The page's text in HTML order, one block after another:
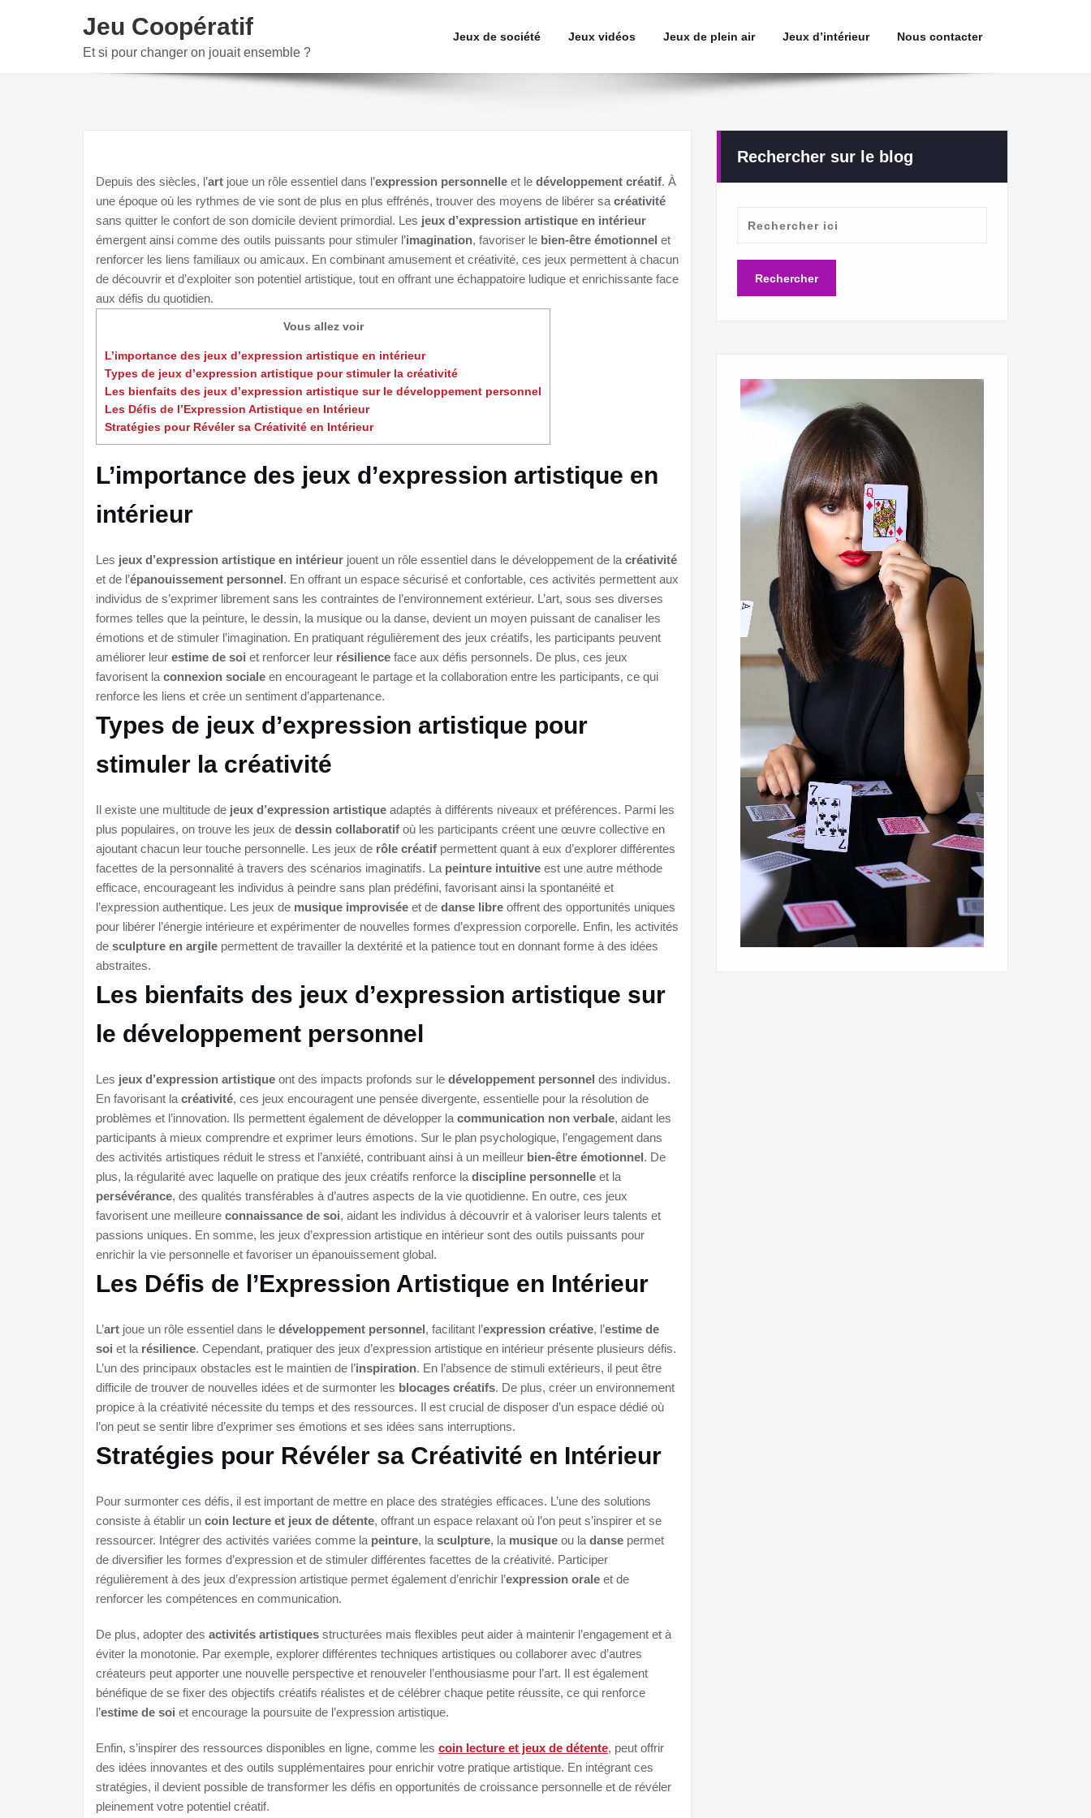
Jeu Coopératif
Et si pour changer on jouait ensemble ?
Jeux de société Jeux vidéos Jeux de plein air Jeux d’intérieur Nous contacter
Depuis des siècles, l’art joue un rôle essentiel dans l’expression personnelle et le développement créatif. À
une époque où les rythmes de vie sont de plus en plus effrénés, trouver des moyens de libérer sa créativité
sans quitter le confort de son domicile devient primordial. Les jeux d’expression artistique en intérieur
émergent ainsi comme des outils puissants pour stimuler l’imagination, favoriser le bien-être émotionnel et
renforcer les liens familiaux ou amicaux. En combinant amusement et créativité, ces jeux permettent à chacun
de découvrir et d’exploiter son potentiel artistique, tout en offrant une échappatoire ludique et enrichissante face
aux défis du quotidien.
Vous allez voir
L’importance des jeux d’expression artistique en intérieur
Types de jeux d’expression artistique pour stimuler la créativité
Les bienfaits des jeux d’expression artistique sur le développement personnel
Les Défis de l’Expression Artistique en Intérieur
Stratégies pour Révéler sa Créativité en Intérieur
L’importance des jeux d’expression artistique en
intérieur
Les jeux d’expression artistique en intérieur jouent un rôle essentiel dans le développement de la créativité
et de l’épanouissement personnel. En offrant un espace sécurisé et confortable, ces activités permettent aux
individus de s’exprimer librement sans les contraintes de l’environnement extérieur. L’art, sous ses diverses
formes telles que la peinture, le dessin, la musique ou la danse, devient un moyen puissant de canaliser les
émotions et de stimuler l’imagination. En pratiquant régulièrement des jeux créatifs, les participants peuvent
améliorer leur estime de soi et renforcer leur résilience face aux défis personnels. De plus, ces jeux
favorisent la connexion sociale en encourageant le partage et la collaboration entre les participants, ce qui
renforce les liens et crée un sentiment d’appartenance.
Types de jeux d’expression artistique pour
stimuler la créativité
Il existe une multitude de jeux d’expression artistique adaptés à différents niveaux et préférences. Parmi les
plus populaires, on trouve les jeux de dessin collaboratif où les participants créent une œuvre collective en
ajoutant chacun leur touche personnelle. Les jeux de rôle créatif permettent quant à eux d’explorer différentes
facettes de la personnalité à travers des scénarios imaginatifs. La peinture intuitive est une autre méthode
efficace, encourageant les individus à peindre sans plan prédéfini, favorisant ainsi la spontanéité et
l’expression authentique. Les jeux de musique improvisée et de danse libre offrent des opportunités uniques
pour libérer l’énergie intérieure et expérimenter de nouvelles formes d’expression corporelle. Enfin, les activités
de sculpture en argile permettent de travailler la dextérité et la patience tout en donnant forme à des idées
abstraites.
Les bienfaits des jeux d’expression artistique sur
le développement personnel
Les jeux d’expression artistique ont des impacts profonds sur le développement personnel des individus.
En favorisant la créativité, ces jeux encouragent une pensée divergente, essentielle pour la résolution de
problèmes et l’innovation. Ils permettent également de développer la communication non verbale, aidant les
participants à mieux comprendre et exprimer leurs émotions. Sur le plan psychologique, l’engagement dans
des activités artistiques réduit le stress et l’anxiété, contribuant ainsi à un meilleur bien-être émotionnel. De
plus, la régularité avec laquelle on pratique des jeux créatifs renforce la discipline personnelle et la
persévérance, des qualités transférables à d’autres aspects de la vie quotidienne. En outre, ces jeux
favorisent une meilleure connaissance de soi, aidant les individus à découvrir et à valoriser leurs talents et
passions uniques. En somme, les jeux d’expression artistique en intérieur sont des outils puissants pour
enrichir la vie personnelle et favoriser un épanouissement global.
Les Défis de l’Expression Artistique en Intérieur
L’art joue un rôle essentiel dans le développement personnel, facilitant l’expression créative, l’estime de
soi et la résilience. Cependant, pratiquer des jeux d’expression artistique en intérieur présente plusieurs défis.
L’un des principaux obstacles est le maintien de l’inspiration. En l’absence de stimuli extérieurs, il peut être
difficile de trouver de nouvelles idées et de surmonter les blocages créatifs. De plus, créer un environnement
propice à la créativité nécessite du temps et des ressources. Il est crucial de disposer d’un espace dédié où
l’on peut se sentir libre d’exprimer ses émotions et ses idées sans interruptions.
Stratégies pour Révéler sa Créativité en Intérieur
Pour surmonter ces défis, il est important de mettre en place des stratégies efficaces. L’une des solutions
consiste à établir un coin lecture et jeux de détente, offrant un espace relaxant où l’on peut s’inspirer et se
ressourcer. Intégrer des activités variées comme la peinture, la sculpture, la musique ou la danse permet
de diversifier les formes d’expression et de stimuler différentes facettes de la créativité. Participer
régulièrement à des jeux d’expression artistique permet également d’enrichir l’expression orale et de
renforcer les compétences en communication.
De plus, adopter des activités artistiques structurées mais flexibles peut aider à maintenir l’engagement et à
éviter la monotonie. Par exemple, explorer différentes techniques artistiques ou collaborer avec d’autres
créateurs peut apporter une nouvelle perspective et renouveler l’enthousiasme pour l’art. Il est également
bénéfique de se fixer des objectifs créatifs réalistes et de célébrer chaque petite réussite, ce qui renforce
l’estime de soi et encourage la poursuite de l’expression artistique.
Enfin, s’inspirer des ressources disponibles en ligne, comme les coin lecture et jeux de détente, peut offrir
des idées innovantes et des outils supplémentaires pour enrichir votre pratique artistique. En intégrant ces
stratégies, il devient possible de transformer les défis en opportunités de croissance personnelle et de révéler
pleinement votre potentiel créatif.
Rechercher sur le blog